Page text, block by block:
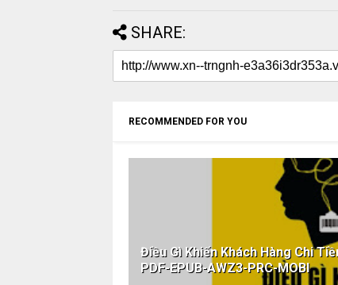
SHARE:
RECOMMENDED FOR YOU
Điều Gì Khiến Khách Hàng Chi
PDF-EPUB-AWZ3-PRC-MOBI